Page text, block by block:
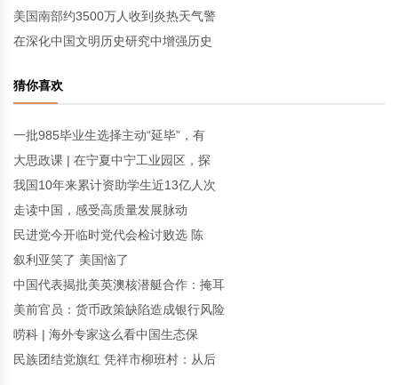
美国南部约3500万人收到炎热天气警
在深化中国文明历史研究中增强历史
猜你喜欢
一批985毕业生选择主动“延毕”，有
大思政课 | 在宁夏中宁工业园区，探
我国10年来累计资助学生近13亿人次
走读中国，感受高质量发展脉动
民进党今开临时党代会检讨败选 陈
叙利亚笑了 美国恼了
中国代表揭批美英澳核潜艇合作：掩耳
美前官员：货币政策缺陷造成银行风险
唠科 | 海外专家这么看中国生态保
民族团结党旗红 凭祥市柳班村：从后